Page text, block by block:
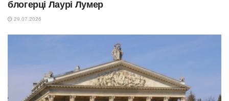
блогерці Лаурі Лумер
29.07.2026